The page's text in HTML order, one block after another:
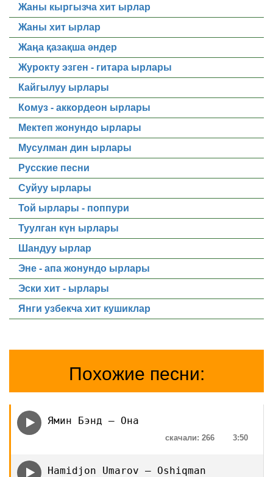
Жаны кыргызча хит ырлар
Жаны хит ырлар
Жаңа қазақша әндер
Журокту эзген - гитара ырлары
Кайгылуу ырлары
Комуз - аккордеон ырлары
Мектеп жонундо ырлары
Мусулман дин ырлары
Русские песни
Суйуу ырлары
Той ырлары - поппури
Туулган күн ырлары
Шандуу ырлар
Эне - апа жонундо ырлары
Эски хит - ырлары
Янги узбекча хит кушиклар
Похожие песни:
Ямин Бэнд — Она
3:50
скачали: 266
Hamidjon Umarov — Oshiqman